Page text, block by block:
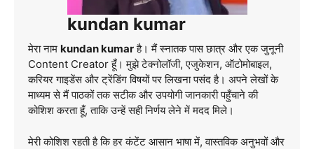
kundan kumar
मेरा नाम kundan kumarहै। मैं स्नातक पास छात्र और एक जुनूनी
Content Creator हूँ। मुझे टेक्नोलॉजी, एजुकेशन, ऑटोमोबाइल,
करियर गाइडेंस और ट्रेंडिंग विषयों पर लिखना पसंद है। अपने लेखों के
माध्यम से मैं पाठकों तक सटीक और उपयोगी जानकारी पहुँचाने की
कोशिश करता हूँ, ताकि उन्हें सही निर्णय लेने में मदद मिले।
मेरी कोशिश रहती है कि हर कंटेंट आसान भाषा में, वास्तविक अनुभवों और